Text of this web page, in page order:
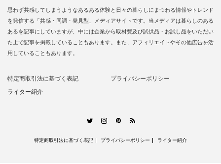
思わず共感してしまうようなあるある体験と日々の暮らしにまつわる情報やトレンド
を発信する「共感・同調・発見型」メディアサイトです。当メディアは暮らしのある
あるを記事にしていますが、中には企業から取材費及び試供品・お試し品をいただい
た上で記事を掲載していることもあります。また、アフィリエイトやその他広告を活
用していることもあります。
特定商取引法に基づく表記
プライバシーポリシー
ライター紹介
TwitterInstagramPinterest
RSS
特定商取引法に基づく表記 プライバシーポリシー ライター紹介